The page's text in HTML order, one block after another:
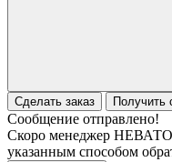
Сделать заказ
Получить
Сообщение отправлено!
Скоро менеджер
указанным способом